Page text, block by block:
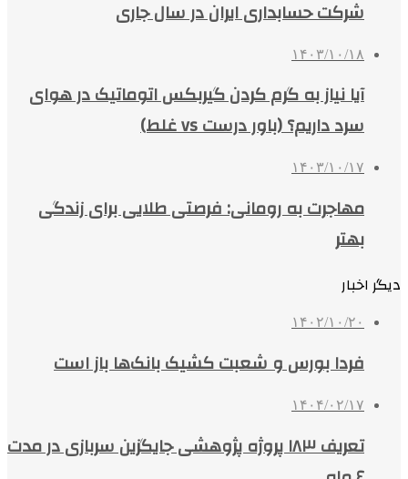
شرکت حسابداری ایران در سال جاری
۱۴۰۳/۱۰/۱۸
آیا نیاز به گرم کردن گیربکس اتوماتیک در هوای
سرد داریم؟ (باور درست vs غلط)
۱۴۰۳/۱۰/۱۷
مهاجرت به رومانی: فرصتی طلایی برای زندگی
بهتر
دیگر اخبار
۱۴۰۲/۱۰/۲۰
فردا بورس و شعبت کشیک بانک‌ها باز است
۱۴۰۴/۰۲/۱۷
تعریف ۱۸۳ پروژه پژوهشی جایگزین سربازی در مدت